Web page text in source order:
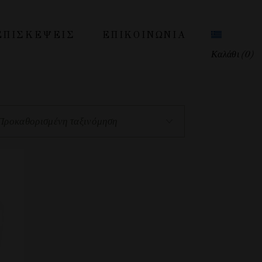
ΕΠΙΚΟΙΝΩΝΊΑ
Καλάθι (0)